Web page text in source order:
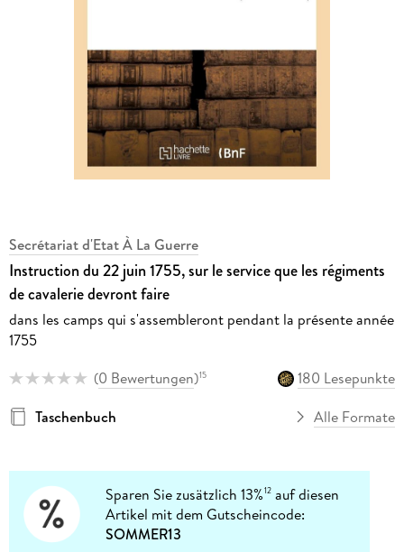
Secrétariat d'Etat À La Guerre
Instruction du 22 juin 1755, sur le service que les régiments
de cavalerie devront faire
dans les camps qui s'assembleront pendant la présente année
1755
(0 Bewertungen)15
180 Lesepunkte
Taschenbuch
Alle Formate
Sparen Sie zusätzlich 13%12 auf diesen
Artikel mit dem Gutscheincode:
SOMMER13